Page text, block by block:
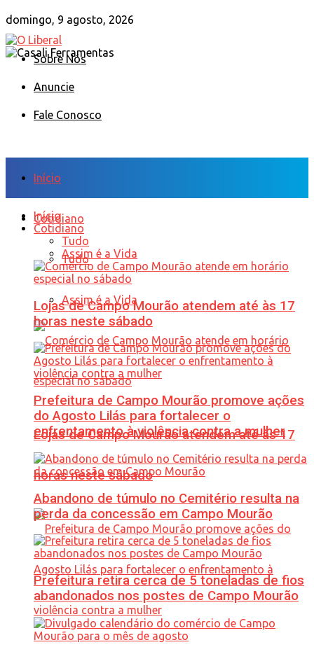
domingo, 9 agosto, 2026
Sobre Nós
Anuncie
Fale Conosco
Início
Cotidiano
Tudo
Assim é a Vida
Lojas de Campo Mourão atendem até às 17
horas neste sábado
Início
Cotidiano
Tudo
Assim é a Vida
Lojas de Campo Mourão atendem até às 17
horas neste sábado
Prefeitura de Campo Mourão promove ações
do Agosto Lilás para fortalecer o
enfrentamento à violência contra a mulher
Abandono de túmulo no Cemitério resulta na
perda da concessão em Campo Mourão
Prefeitura retira cerca de 5 toneladas de fios
abandonados nos postes de Campo Mourão